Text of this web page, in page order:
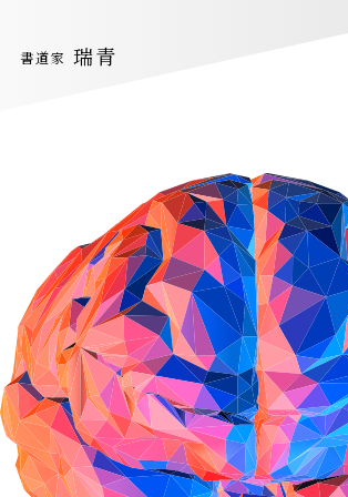
書道家 瑞青
書道家 瑞青